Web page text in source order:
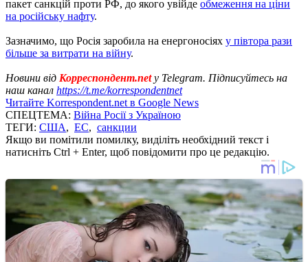
пакет санкцій проти РФ, до якого увійде обмеження на ціни
на російську нафту.
Зазначимо, що Росія заробила на енергоносіях у півтора рази
більше за витрати на війну.
Новини від Корреспондент.netу Telegram. Підписуйтесь на
наш канал https://t.me/korrespondentnet
Читайте Korrespondent.net в Google News
СПЕЦТЕМА: Війна Росії з Україною
ТЕГИ: США, ЕС, санкции
Якщо ви помітили помилку, виділіть необхідний текст і
натисніть Ctrl + Enter, щоб повідомити про це редакцію.